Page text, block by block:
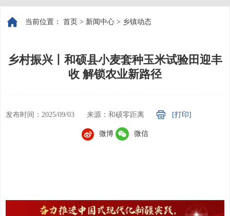
当前位置： 首页 > 新闻中心 > 乡镇动态
乡村振兴丨和硕县小麦套种玉米试验田迎丰
收 解锁农业新路径
发布时间：2025/09/03 来源：和硕零距离 [打印]
微博 微信